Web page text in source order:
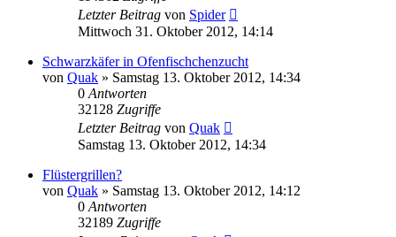
Letzter Beitrag von Spider
Mittwoch 31. Oktober 2012, 14:14
Schwarzkäfer in Ofenfischchenzucht
von Quak » Samstag 13. Oktober 2012, 14:34
0 Antworten
32128 Zugriffe
Letzter Beitrag von Quak
Samstag 13. Oktober 2012, 14:34
Flüstergrillen?
von Quak » Samstag 13. Oktober 2012, 14:12
0 Antworten
32189 Zugriffe